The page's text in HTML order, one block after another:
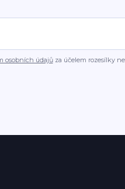
osobních údajůza účelem rozesílky